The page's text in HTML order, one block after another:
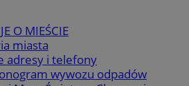
O MIEŚCIE
miasta
adresy i telefony
wywozu odpadów